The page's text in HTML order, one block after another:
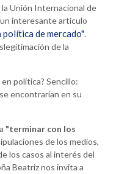
Unión Internacional de
un interesante artículo
de mercado".
de la
política? Sencillo:
encontrarían en su
"terminar con los
de los medios,
los casos al interés del
Beatriz nos invita a